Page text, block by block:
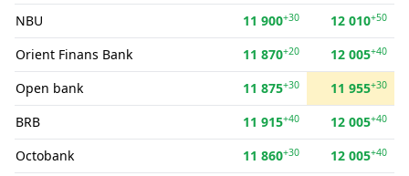
NBU
11 900+30 12 010+50
Orient Finans Bank 11 870+20 12 005+40
Open bank 11 875+30 11 955+30
BRB 11 915+40 12 005+40
Octobank 11 860+30 12 005+40